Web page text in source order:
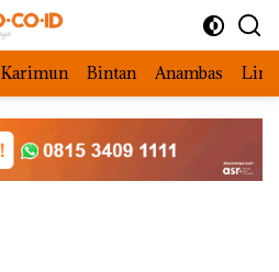
Karimun Bintan Anambas